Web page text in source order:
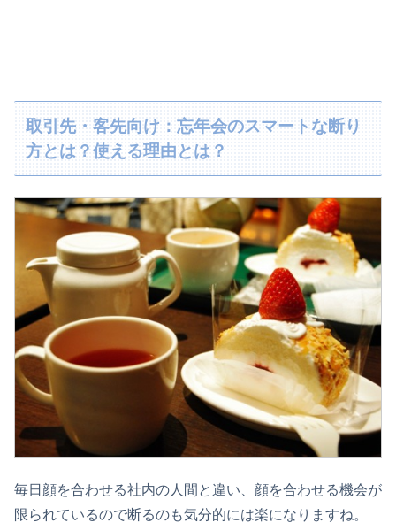
取引先・客先向け：忘年会のスマートな断り
方とは？使える理由とは？
毎日顔を合わせる社内の人間と違い、顔を合わせる機会が
限られているので断るのも気分的には楽になりますね。